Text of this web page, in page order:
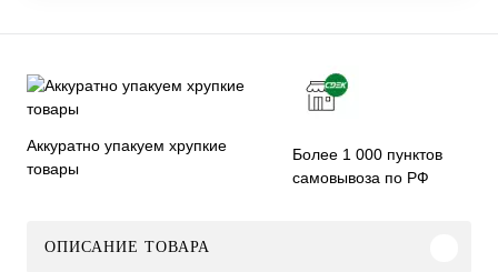
Аккуратно упакуем хрупкие
товары
Более 1 000 пунктов
самовывоза по РФ
ОПИСАНИЕ ТОВАРА